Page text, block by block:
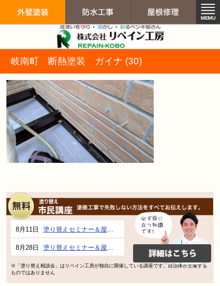
岐南町 断熱塗装 ガイナ (30)
8月11日 塗り替えセミナー＆屋根、外壁の塗り替え市民講座 inぎふメディアコスモス
8月28日 塗り替えセミナー＆屋根、外壁の塗り替え市民講座 inぎふメディアコスモス
※「塗り替え相談会」はリペイン工房が独自に開催している講座です。自治体が主催する
ものではありません